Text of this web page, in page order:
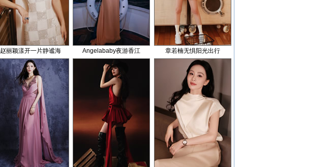
赵丽颖漾开一片静谧海 Angelababy夜游香江 章若楠无惧阳光出行